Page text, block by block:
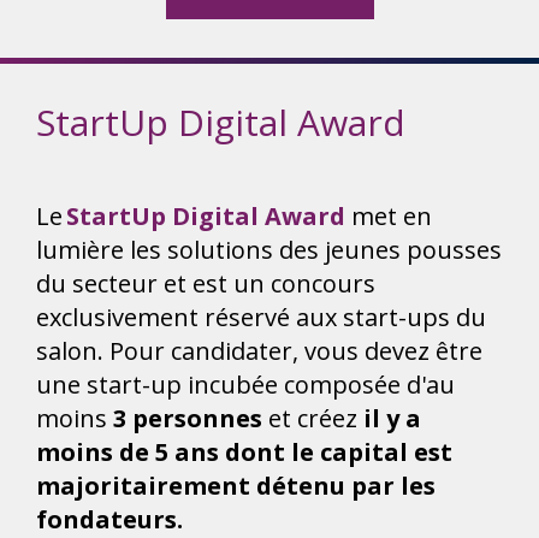
StartUp Digital Award
LeStartUp Digital Award met en
lumière les solutions des jeunes pousses
du secteur et est un concours
exclusivement réservé aux start-ups du
salon. Pour candidater, vous devez être
une start-up incubée composée d'au
moins 3 personnes et créez il y a
moins de 5 ans dont le capital est
majoritairement détenu par les
fondateurs.